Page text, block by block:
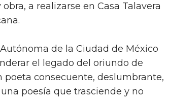
a realizarse en Casa Talavera
de la Ciudad de México
el legado del oriundo de
poeta consecuente, deslumbrante,
poesía que trasciende y no